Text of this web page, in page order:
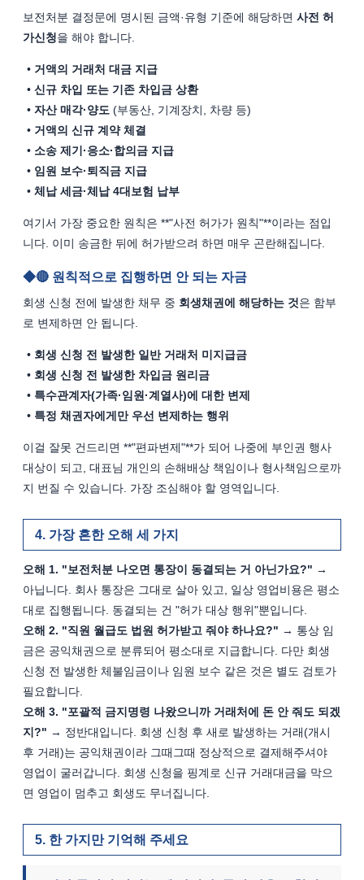
보전처분 결정문에 명시된 금액·유형 기준에 해당하면 사전 허
가신청을 해야 합니다.
거액의 거래처 대금 지급
신규 차입 또는 기존 차입금 상환
자산 매각·양도 (부동산, 기계장치, 차량 등)
거액의 신규 계약 체결
소송 제기·응소·합의금 지급
임원 보수·퇴직금 지급
체납 세금·체납 4대보험 납부
여기서 가장 중요한 원칙은 **"사전 허가가 원칙"**이라는 점입
니다. 이미 송금한 뒤에 허가받으려 하면 매우 곤란해집니다.
🔴 원칙적으로 집행하면 안 되는 자금
회생 신청 전에 발생한 채무 중 회생채권에 해당하는 것은 함부
로 변제하면 안 됩니다.
회생 신청 전 발생한 일반 거래처 미지급금
회생 신청 전 발생한 차입금 원리금
특수관계자(가족·임원·계열사)에 대한 변제
특정 채권자에게만 우선 변제하는 행위
이걸 잘못 건드리면 **"편파변제"**가 되어 나중에 부인권 행사
대상이 되고, 대표님 개인의 손해배상 책임이나 형사책임으로까
지 번질 수 있습니다. 가장 조심해야 할 영역입니다.
가장 흔한 오해 세 가지
오해 1. "보전처분 나오면 통장이 동결되는 거 아닌가요?" →
아닙니다. 회사 통장은 그대로 살아 있고, 일상 영업비용은 평소
대로 집행됩니다. 동결되는 건 "허가 대상 행위"뿐입니다.
오해 2. "직원 월급도 법원 허가받고 줘야 하나요?" → 통상 임
금은 공익채권으로 분류되어 평소대로 지급합니다. 다만 회생
신청 전 발생한 체불임금이나 임원 보수 같은 것은 별도 검토가
필요합니다.
오해 3. "포괄적 금지명령 나왔으니까 거래처에 돈 안 줘도 되겠
지?" → 정반대입니다. 회생 신청 후 새로 발생하는 거래(개시
후 거래)는 공익채권이라 그때그때 정상적으로 결제해주셔야
영업이 굴러갑니다. 회생 신청을 핑계로 신규 거래대금을 막으
면 영업이 멈추고 회생도 무너집니다.
한 가지만 기억해 주세요